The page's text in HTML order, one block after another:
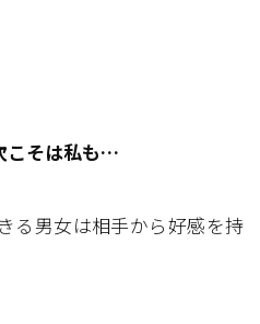
こそは私も…
る男女は相手から好感を持